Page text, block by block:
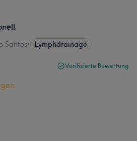
Santos• Lymphdrainage
Verifizierte Bewertung